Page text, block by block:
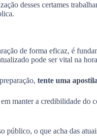
desses certames
de forma eficaz, é
pode ser vital na
tente uma
manter a credibilidade do
público, o que acha das